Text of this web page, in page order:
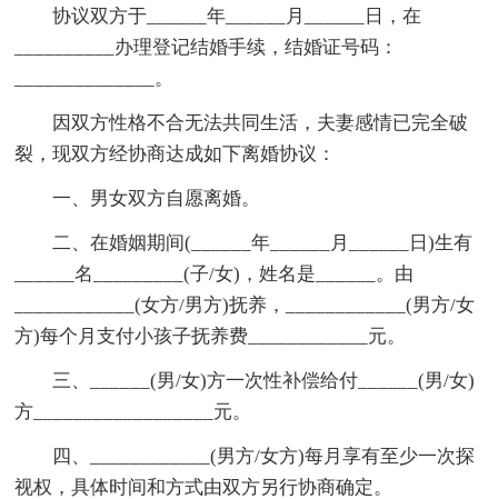
协议双方于______年______月______日，在
__________办理登记结婚手续，结婚证号码：
______________。
因双方性格不合无法共同生活，夫妻感情已完全破
裂，现双方经协商达成如下离婚协议：
一、男女双方自愿离婚。
二、在婚姻期间(______年______月______日)生有
______名_________(子/女)，姓名是______。由
____________(女方/男方)抚养，____________(男方/女
方)每个月支付小孩子抚养费____________元。
三、______(男/女)方一次性补偿给付______(男/女)
方__________________元。
四、____________(男方/女方)每月享有至少一次探
视权，具体时间和方式由双方另行协商确定。